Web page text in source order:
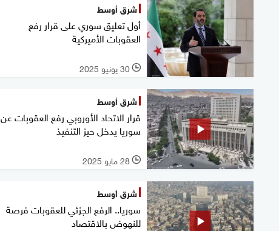
شرق أوسط
أول تعليق سوري على قرار رفع
العقوبات الأميركية
l 30 يونيو 2025
شرق أوسط
قرار الاتحاد الأوروبي رفع العقوبات عن
سوريا يدخل حيز التنفيذ
l 28 مايو 2025
شرق أوسط
سوريا.. الرفع الجزئي للعقوبات فرصة
للنهوض بالاقتصاد